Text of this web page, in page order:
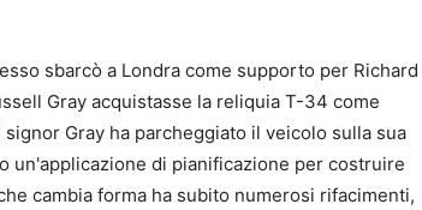
sbarcò a Londra come supporto per Richard
Gray acquistasse la reliquia T-34 come
Gray ha parcheggiato il veicolo sulla sua
un'applicazione di pianificazione per costruire
cambia forma ha subito numerosi rifacimenti,